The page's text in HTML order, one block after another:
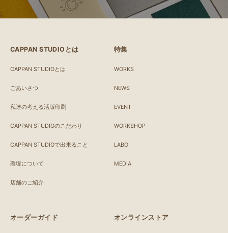
CAPPAN STUDIOとは
CAPPAN STUDIOとは
ごあいさつ
私達の考える活版印刷
CAPPAN STUDIOのこだわり
CAPPAN STUDIOで出来ること
環境について
店舗のご紹介
特集
WORKS
NEWS
EVENT
WORKSHOP
LABO
MEDIA
オーダーガイド オンラインストア